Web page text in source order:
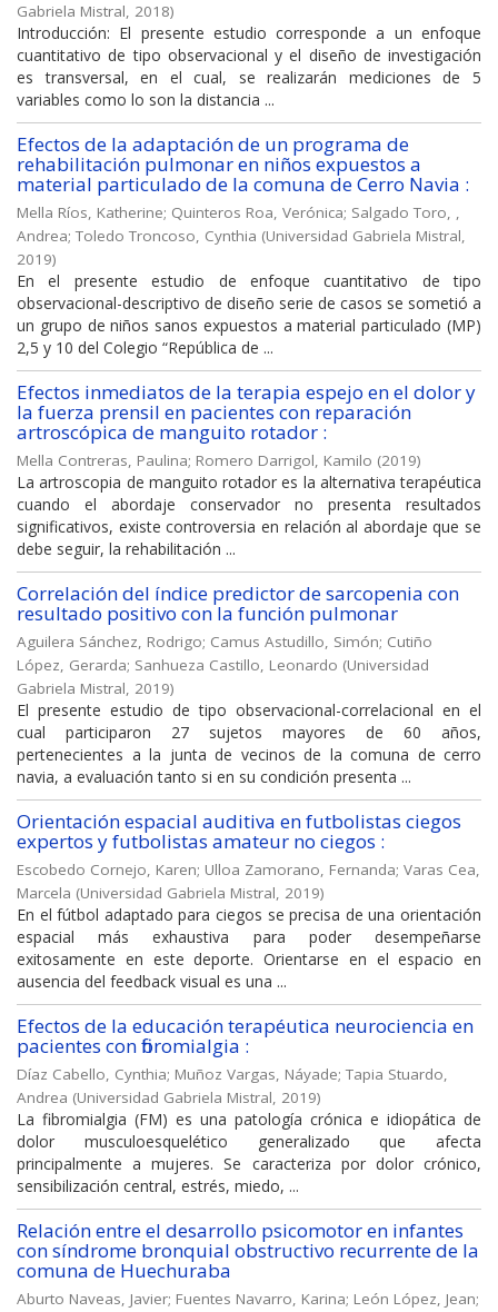
Gabriela Mistral, 2018)
Introducción: El presente estudio corresponde a un enfoque
cuantitativo de tipo observacional y el diseño de investigación
es transversal, en el cual, se realizarán mediciones de 5
variables como lo son la distancia ...
Efectos de la adaptación de un programa de
rehabilitación pulmonar en niños expuestos a
material particulado de la comuna de Cerro Navia :
Mella Ríos, Katherine; Quinteros Roa, Verónica; Salgado Toro, ,
Andrea; Toledo Troncoso, Cynthia (Universidad Gabriela Mistral,
2019)
En el presente estudio de enfoque cuantitativo de tipo
observacional-descriptivo de diseño serie de casos se sometió a
un grupo de niños sanos expuestos a material particulado (MP)
2,5 y 10 del Colegio “República de ...
Efectos inmediatos de la terapia espejo en el dolor y
la fuerza prensil en pacientes con reparación
artroscópica de manguito rotador :
Mella Contreras, Paulina; Romero Darrigol, Kamilo (2019)
La artroscopia de manguito rotador es la alternativa terapéutica
cuando el abordaje conservador no presenta resultados
significativos, existe controversia en relación al abordaje que se
debe seguir, la rehabilitación ...
Correlación del índice predictor de sarcopenia con
resultado positivo con la función pulmonar
Aguilera Sánchez, Rodrigo; Camus Astudillo, Simón; Cutiño
López, Gerarda; Sanhueza Castillo, Leonardo (Universidad
Gabriela Mistral, 2019)
El presente estudio de tipo observacional-correlacional en el
cual participaron 27 sujetos mayores de 60 años,
pertenecientes a la junta de vecinos de la comuna de cerro
navia, a evaluación tanto si en su condición presenta ...
Orientación espacial auditiva en futbolistas ciegos
expertos y futbolistas amateur no ciegos :
Escobedo Cornejo, Karen; Ulloa Zamorano, Fernanda; Varas Cea,
Marcela (Universidad Gabriela Mistral, 2019)
En el fútbol adaptado para ciegos se precisa de una orientación
espacial más exhaustiva para poder desempeñarse
exitosamente en este deporte. Orientarse en el espacio en
ausencia del feedback visual es una ...
Efectos de la educación terapéutica neurociencia en
pacientes con fibromialgia :
Díaz Cabello, Cynthia; Muñoz Vargas, Náyade; Tapia Stuardo,
Andrea (Universidad Gabriela Mistral, 2019)
La fibromialgia (FM) es una patología crónica e idiopática de
dolor musculoesquelético generalizado que afecta
principalmente a mujeres. Se caracteriza por dolor crónico,
sensibilización central, estrés, miedo, ...
Relación entre el desarrollo psicomotor en infantes
con síndrome bronquial obstructivo recurrente de la
comuna de Huechuraba
Aburto Naveas, Javier; Fuentes Navarro, Karina; León López, Jean;